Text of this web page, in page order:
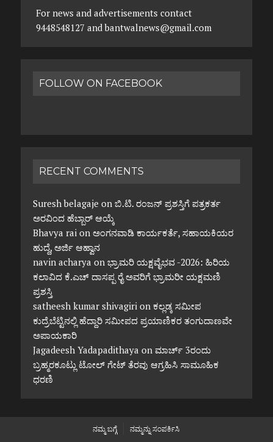
For news and advertisements contact
9448548127 and bantwalnews@gmail.com
FOLLOW ON FACEBOOK
RECENT COMMENTS
Suresh belagaje on ಬಿ.ಟಿ. ರಂಜನ್ ಪ್ರಶಸ್ತಿಗೆ ಪತ್ರಕರ್ತ
ಅರವಿಂದ ಹೆಬ್ಬಾರ್ ಆಯ್ಕೆ
Bhavya raion ಅಂಗನವಾಡಿ ಕಾರ್ಯಕರ್ತೆ, ಸಹಾಯಕಿಯರ
ಹುದ್ದೆ, ಅರ್ಜಿ ಆಹ್ವಾನ
navin acharya on ಭ್ರಾಮರಿ ಯಕ್ಷವೈಭವ -2026: ಹಿರಿಯ
ಕಲಾವಿದ ಕೆ.ಎಚ್ ದಾಸಪ್ಪ ರೈ ಅವರಿಗೆ ಭ್ರಾಮರೀ ಯಕ್ಷಮಣಿ
ಪ್ರಶಸ್ತಿ
satheesh kumar shivagirion ಕಲ್ಲಡ್ಕ ಸಮೀಪ
ಕುದ್ರೆಬೆಟ್ಟಿನಲ್ಲಿ ಹೆದ್ದಾರಿ ಸಮೀಪದ ಪ್ರಯಾಣಿಕರ ತಂಗುದಾಣವೇ
ಅಪಾಯಕಾರಿ
Jagadeesh Yadapadithaya on ಮಾರ್ಚ್ 3ರಂದು
ಬ್ರಹ್ಮರಕೂಟ್ಲು ಟೋಲ್ ಗೇಟ್ ತೆರವು ಆಗ್ರಹಿಸಿ ಸಾಮೂಹಿಕ
ಧರಣಿ
ನಮ್ಮ ಬಗ್ಗೆ ನಮ್ಮನ್ನು ಸಂಪರ್ಕಿಸಿ